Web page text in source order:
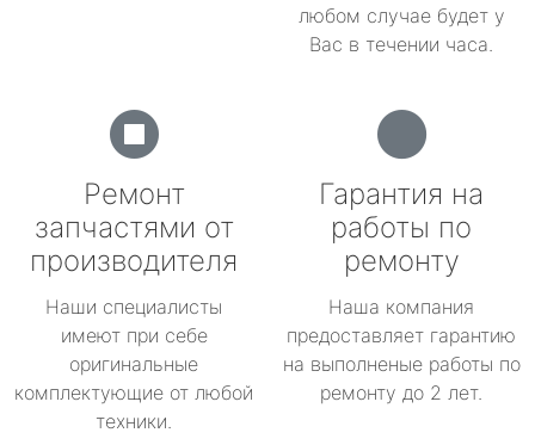
любом случае будет у
Вас в течении часа.
Ремонт
запчастями от
производителя
Наши специалисты
имеют при себе
оригинальные
комплектующие от любой
техники.
Гарантия на
работы по
ремонту
Наша компания
предоставляет гарантию
на выполненые работы по
ремонту до 2 лет.